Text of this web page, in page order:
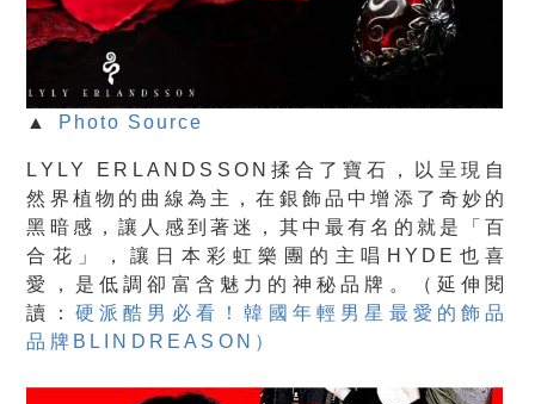
▲ Photo Source
LYLY ERLANDSSON揉合了寶石，以呈現自
然界植物的曲線為主，在銀飾品中增添了奇妙的
黑暗感，讓人感到著迷，其中最有名的就是「百
合花」，讓日本彩虹樂團的主唱HYDE也喜
愛，是低調卻富含魅力的神秘品牌。（延伸閱
讀： 硬派酷男必看！韓國年輕男星最愛的飾品
品牌BLINDREASON）